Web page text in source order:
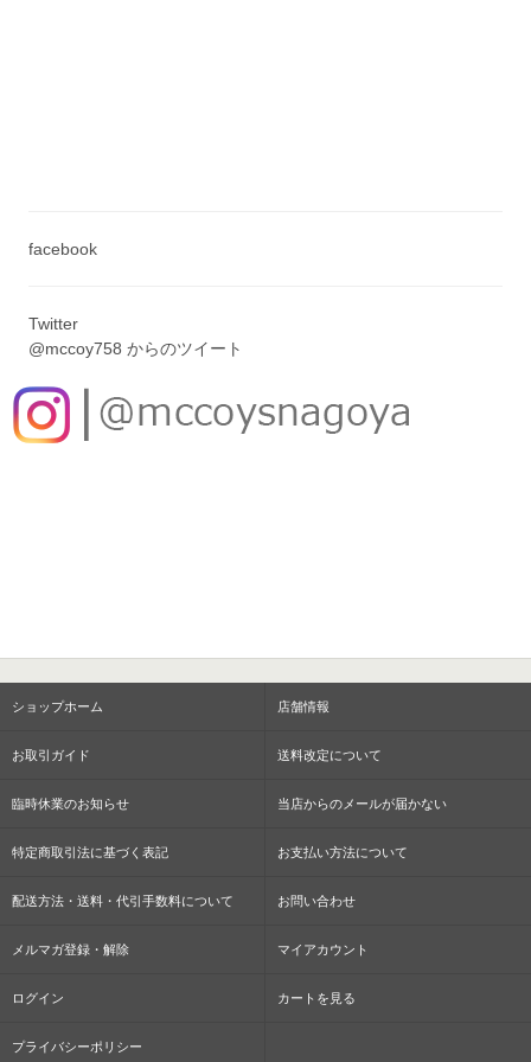
facebook
Twitter
@mccoy758 からのツイート
ショップホーム 店舗情報
お取引ガイド 送料改定について
臨時休業のお知らせ 当店からのメールが届かない
特定商取引法に基づく表記 お支払い方法について
配送方法・送料・代引手数料について お問い合わせ
メルマガ登録・解除 マイアカウント
ログイン カートを見る
プライバシーポリシー